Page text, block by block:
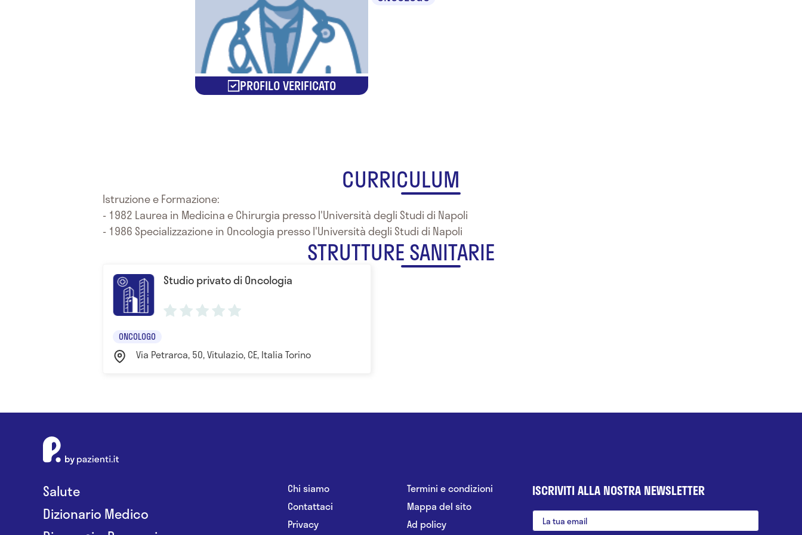
PROFILO VERIFICATO
CURRICULUM
Istruzione e Formazione:
- 1982 Laurea in Medicina e Chirurgia presso l'Università degli Studi di Napoli
- 1986 Specializzazione in Oncologia presso l'Università degli Studi di Napoli
STRUTTURE SANITARIE
Studio privato di Oncologia
ONCOLOGO
Via Petrarca, 50, Vitulazio, CE, Italia Torino
Salute
Dizionario Medico
Chi siamo
Contattaci
Privacy
Termini e condizioni
Mappa del sito
Ad policy
ISCRIVITI ALLA NOSTRA NEWSLETTER